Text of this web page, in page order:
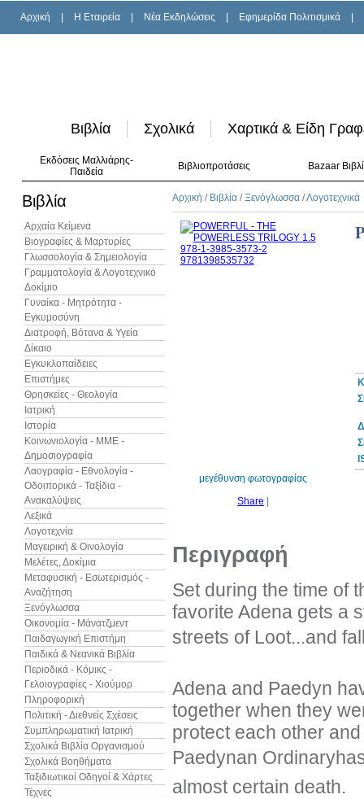
Αρχική H Εταιρεία Νέα Εκδηλώσεις Εφημερίδα Πολιτισμικά
Βιβλία Σχολικά Χαρτικά & Είδη
Εκδόσεις Μαλλιάρης-
Παιδεία
Βιβλιοπροτάσεις Bazaar
Βιβλία
Αρχαία Κείμενα
Βιογραφίες & Μαρτυρίες
Γλωσσολογία & Σημειολογία
Γραμματολογία & Λογοτεχνικό
Δοκίμιο
Γυναίκα - Μητρότητα -
Εγκυμοσύνη
Διατροφή, Βότανα & Υγεία
Δίκαιο
Εγκυκλοπαίδειες
Επιστήμες
Θρησκείες - Θεολογία
Ιατρική
Ιστορία
Κοινωνιολογία - ΜΜΕ -
Δημοσιογραφία
Λαογραφία - Εθνολογία -
Οδοιπορικά - Ταξίδια -
Ανακαλύψεις
Λεξικά
Λογοτεχνία
Μαγειρική & Οινολογία
Μελέτες, Δοκίμια
Μεταφυσική - Εσωτερισμός -
Αναζήτηση
Ξενόγλωσσα
Οικονομία - Μάνατζμεντ
Παιδαγωγική Επιστήμη
Παιδικά & Νεανικά Βιβλία
Περιοδικά - Κόμικς -
Γελοιογραφίες - Χιούμορ
Πληροφορική
Πολιτική - Διεθνείς Σχέσεις
Συμπληρωματική Ιατρική
Σχολικά Βιβλία Οργανισμού
Σχολικά Βοηθήματα
Ταξιδιωτικοί Οδηγοί & Χάρτες
Τέχνες
Αρχική / Βιβλία /Ξενόγλωσσα /Λογοτεχνικά
μεγέθυνση φωτογραφίας
Share
Περιγραφή
Set during the time of
favorite Adena gets a
streets of Loot...and
Adena and Paedyn
together when they
protect each other
Paedynan
almost certain death.